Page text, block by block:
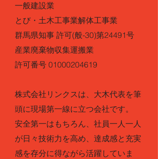
​一般建設業
とび・土木工事業解体工事業
群馬県知事 許可(般-30)第24491号
産業廃棄物収集運搬業
許可番号 01000204619
株式会社リンクスは、大木代表を筆
頭に現場第一線に立つ会社です。
安全第一はもちろん、社員一人一人
が日々技術力を高め、達成感と充実
感を存分に得ながら活躍していま